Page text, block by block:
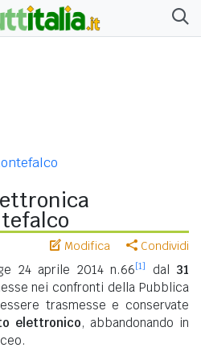
Modifica Condividi
24 aprile 2014 n.66[1] dal 31
nei confronti della Pubblica
trasmesse e conservate
elettronico, abbandonando in